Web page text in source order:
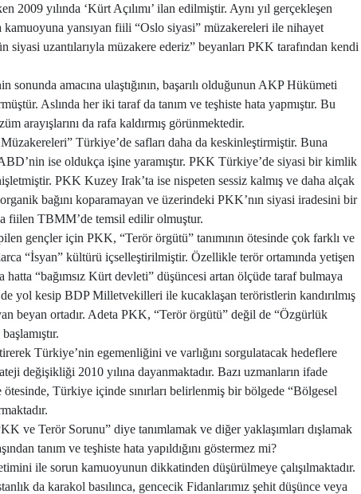
2009 yılında ‘Kürt Açılımı’ ilan edilmiştir. Aynı yıl gerçekleşen
kamuoyuna yansıyan fiili “Oslo siyasi” müzakereleri ile nihayet
siyasi uzantılarıyla müzakere ederiz” beyanları PKK tarafından kendi
amacına ulaştığının, başarılı olduğunun AKP Hükümeti
Aslında her iki taraf da tanım ve teşhiste hata yapmıştır. Bu
arayışlarını da rafa kaldırmış görünmektedir.
Türkiye’de safları daha da keskinleştirmiştir. Buna
ise oldukça işine yaramıştır. PKK Türkiye’de siyasi bir kimlik
PKK Kuzey Irak’ta ise nispeten sessiz kalmış ve daha alçak
bağını koparamayan ve üzerindeki PKK’nın siyasi iradesini bir
fiilen TBMM’de temsil edilir olmuştur.
gençler için PKK, “Terör örgütü” tanımının ötesinde çok farklı ve
“İsyan” kültürü içselleştirilmiştir. Özellikle terör ortamında yetişen
hatta “bağımsız Kürt devleti” düşüncesi artan ölçüde taraf bulmaya
yol kesip BDP Milletvekilleri ile kucaklaşan teröristlerin kandırılmış
beyan ortadır. Adeta PKK, “Terör örgütü” değil de “Özgürlük
Türkiye’nin egemenliğini ve varlığını sorgulatacak hedeflere
değişikliği 2010 yılına dayanmaktadır. Bazı uzmanların ifade
Türkiye içinde sınırları belirlenmiş bir bölgede “Bölgesel
ve Terör Sorunu” diye tanımlamak ve diğer yaklaşımları dışlamak
tanım ve teşhiste hata yapıldığını göstermez mi?
ile sorun kamuoyunun dikkatinden düşürülmeye çalışılmaktadır.
da karakol basılınca, gencecik Fidanlarımız şehit düşünce veya